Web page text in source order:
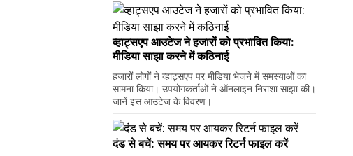
व्हाट्सएप आउटेज ने हजारों को प्रभावित किया:
मीडिया साझा करने में कठिनाई
हजारों लोगों ने व्हाट्सएप पर मीडिया भेजने में समस्याओं का
सामना किया। उपयोगकर्ताओं ने ऑनलाइन निराशा साझा की।
जानें इस आउटेज के विवरण।
दंड से बचें: समय पर आयकर रिटर्न फाइल करें